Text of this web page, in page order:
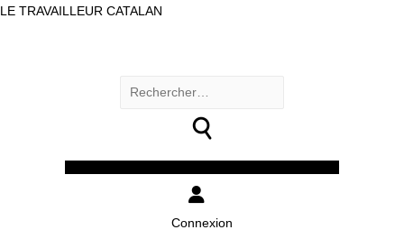
LE TRAVAILLEUR CATALAN
Rechercher :
Connexion